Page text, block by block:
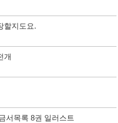
할지도요.
개
서목록 8권 일러스트